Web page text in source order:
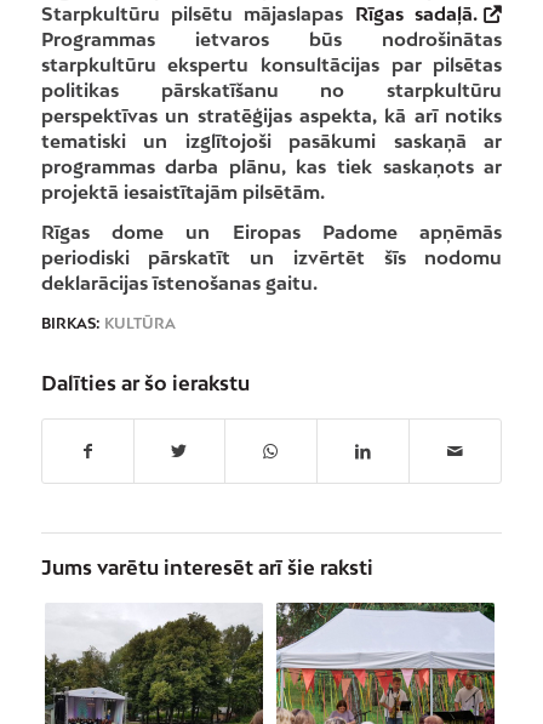
Starpkultūru pilsētu mājaslapas Rīgas sadaļā.
Programmas ietvaros būs nodrošinātas
starpkultūru ekspertu konsultācijas par pilsētas
politikas pārskatīšanu no starpkultūru
perspektīvas un stratēģijas aspekta, kā arī notiks
tematiski un izglītojoši pasākumi saskaņā ar
programmas darba plānu, kas tiek saskaņots ar
projektā iesaistītajām pilsētām.
Rīgas dome un Eiropas Padome apņēmās
periodiski pārskatīt un izvērtēt šīs nodomu
deklarācijas īstenošanas gaitu.
BIRKAS: KULTŪRA
Dalīties ar šo ierakstu
Jums varētu interesēt arī šie raksti